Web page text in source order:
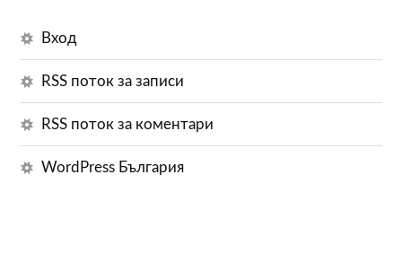
Вход
RSS поток за записи
RSS поток за коментари
WordPress България